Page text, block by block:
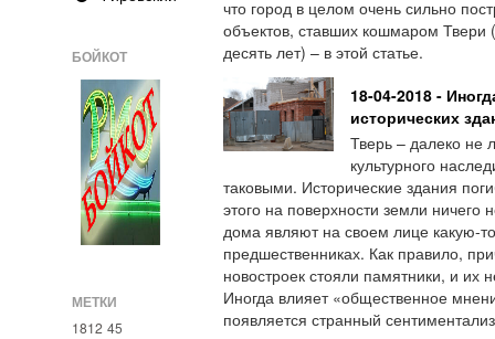
БОЙКОТ
МЕТКИ
1812 45
что город в целом очень сильно
объектов, ставших кошмаром Твери
десять лет) – в этой статье.
18-04-2018 -
исторических
Тверь – далеко не
культурного
таковыми. Исторические здания
этого на поверхности земли
дома являют на своем лице какую-
предшественниках. Как правило,
новостроек стояли памятники, и их
Иногда влияет «общественное
появляется странный